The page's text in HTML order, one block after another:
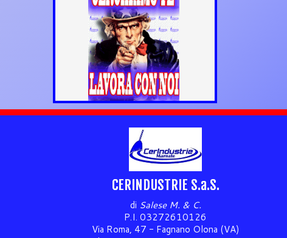
CERINDUSTRIE S.a.S.
di Salese M. & C.
P.I. 03272610126
Via Roma, 47 - Fagnano Olona (VA)